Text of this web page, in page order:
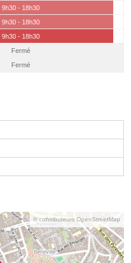
9h30 - 18h30
9h30 - 18h30
9h30 - 18h30
Fermé
Fermé
© contributeurs OpenStreetMap